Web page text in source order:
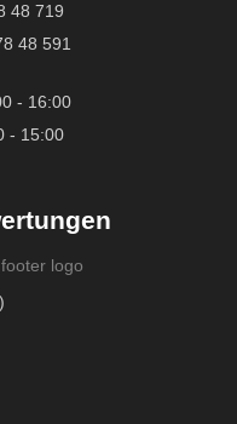
48 719
48 591
- 16:00
- 15:00